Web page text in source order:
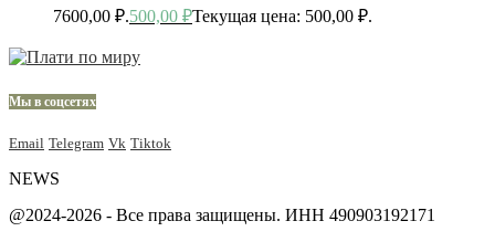
7600,00 ₽.500,00 ₽Текущая цена: 500,00 ₽.
Мы в соцсетях
Email Telegram Vk Tiktok
NEWS
@2024-2026 - Все права защищены. ИНН 490903192171